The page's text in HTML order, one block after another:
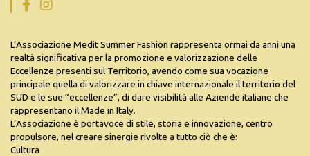
L’Associazione Medit Summer Fashion rappresenta ormai da anni una
realtà significativa per la promozione e valorizzazione delle
Eccellenze presenti sul Territorio, avendo come sua vocazione
principale quella di valorizzare in chiave internazionale il territorio del
SUD e le sue “eccellenze”, di dare visibilità alle Aziende italiane che
rappresentano il Made in Italy.
L’Associazione è portavoce di stile, storia e innovazione, centro
propulsore, nel creare sinergie rivolte a tutto ciò che è:
Cultura